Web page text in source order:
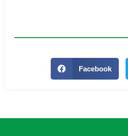
Facebook